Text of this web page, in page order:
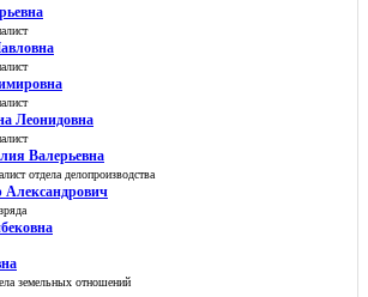
Леонидовна
Валерьевна
отдела делопроизводства
земельных отношений